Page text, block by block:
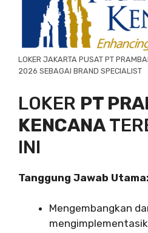
LOKER JAKARTA PUSAT PT
2026 SEBAGAI BRAND SPECIALIST
LOKER PT
KENCANA
INI
Tanggung Jawab Utama:
Mengembangkan